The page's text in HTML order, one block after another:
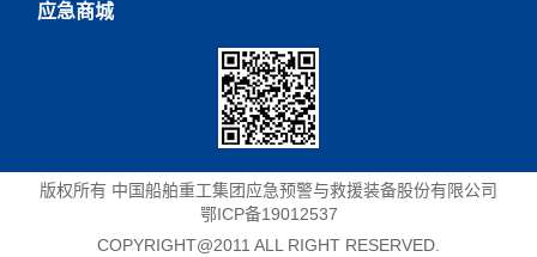
应急商城
版权所有 中国船舶重工集团应急预警与救援装备股份有限公司
鄂ICP备19012537
COPYRIGHT@2011 ALL RIGHT RESERVED.